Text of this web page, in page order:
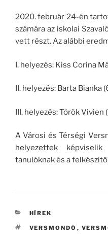
2020. február 24-én
számára az iskolai
vett részt. Az alábbi
I. helyezés: Kiss Corina
II. helyezés: Barta Bianka
III. helyezés: Török Vivien
A Városi és Térségi
helyezettek
tanulóknak és a
KATEGÓRIÁK
HÍREK
CÍMKÉK
VERSMONDÓ ,